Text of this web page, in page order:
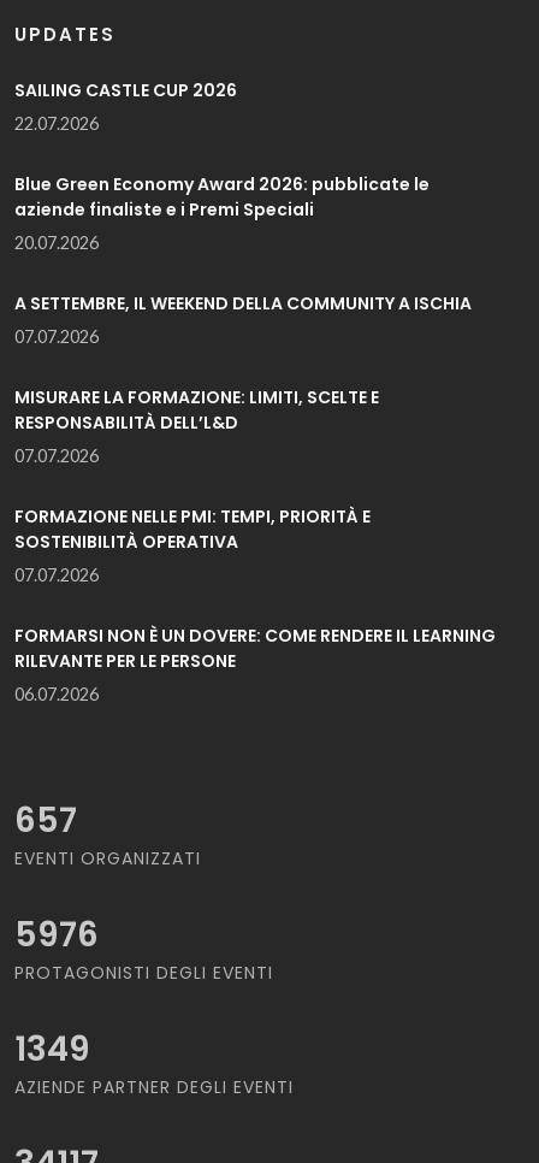
UPDATES
SAILING CASTLE CUP 2026
22.07.2026
Blue Green Economy Award 2026: pubblicate le
aziende finaliste e i Premi Speciali
20.07.2026
A SETTEMBRE, IL WEEKEND DELLA COMMUNITY A ISCHIA
07.07.2026
MISURARE LA FORMAZIONE: LIMITI, SCELTE E
RESPONSABILITÀ DELL’L&D
07.07.2026
FORMAZIONE NELLE PMI: TEMPI, PRIORITÀ E
SOSTENIBILITÀ OPERATIVA
07.07.2026
FORMARSI NON È UN DOVERE: COME RENDERE IL LEARNING
RILEVANTE PER LE PERSONE
06.07.2026
657
EVENTI ORGANIZZATI
5976
PROTAGONISTI DEGLI EVENTI
1349
AZIENDE PARTNER DEGLI EVENTI